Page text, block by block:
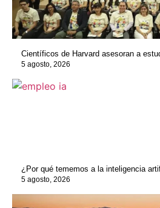
Científicos de Harvard asesoran a
5 agosto, 2026
¿Por qué tememos a la inteligencia
5 agosto, 2026